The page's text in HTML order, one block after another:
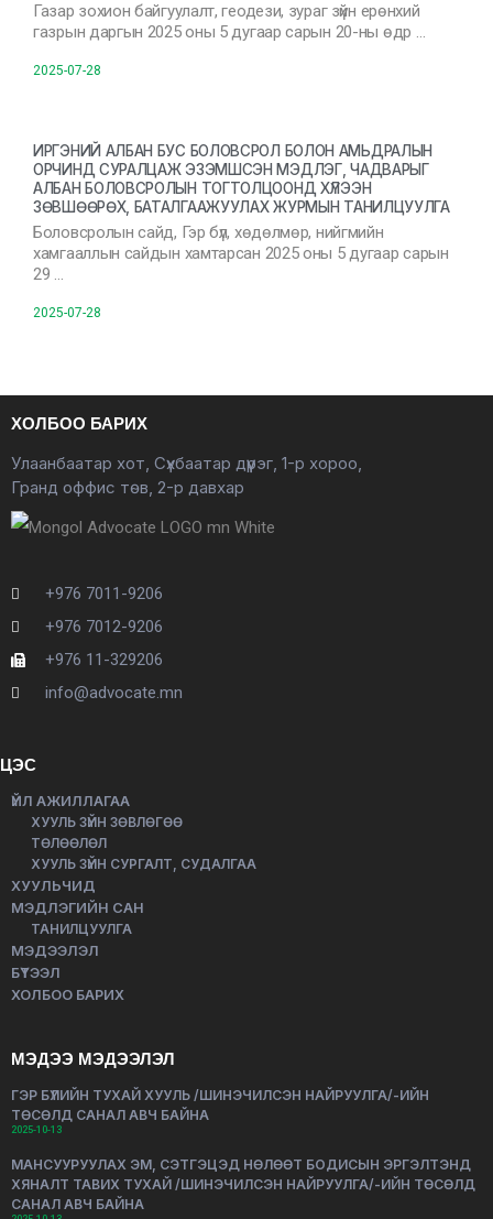
Газар зохион байгуулалт, геодези, зураг зүйн ерөнхий
газрын даргын 2025 оны 5 дугаар сарын 20-ны өдр …
2025-07-28
ИРГЭНИЙ АЛБАН БУС БОЛОВСРОЛ БОЛОН АМЬДРАЛЫН
ОРЧИНД СУРАЛЦАЖ ЭЗЭМШСЭН МЭДЛЭГ, ЧАДВАРЫГ
АЛБАН БОЛОВСРОЛЫН ТОГТОЛЦООНД ХҮЛЭЭН
ЗӨВШӨӨРӨХ, БАТАЛГААЖУУЛАХ ЖУРМЫН ТАНИЛЦУУЛГА
Боловсролын сайд, Гэр бүл, хөдөлмөр, нийгмийн
хамгааллын сайдын хамтарсан 2025 оны 5 дугаар сарын
29 …
2025-07-28
ХОЛБОО БАРИХ
Улаанбаатар хот, Сүхбаатар дүүрэг, 1-р хороо,
Гранд оффис төв, 2-р давхар
+976 7011-9206
+976 7012-9206
+976 11-329206
info@advocate.mn
ЦЭС
ҮЙЛ АЖИЛЛАГАА
ХУУЛЬ ЗҮЙН ЗӨВЛӨГӨӨ
ТӨЛӨӨЛӨЛ
ХУУЛЬ ЗҮЙН СУРГАЛТ, СУДАЛГАА
ХУУЛЬЧИД
МЭДЛЭГИЙН САН
ТАНИЛЦУУЛГА
МЭДЭЭЛЭЛ
БҮТЭЭЛ
ХОЛБОО БАРИХ
МЭДЭЭ МЭДЭЭЛЭЛ
ГЭР БҮЛИЙН ТУХАЙ ХУУЛЬ /ШИНЭЧИЛСЭН НАЙРУУЛГА/-ИЙН
ТӨСӨЛД САНАЛ АВЧ БАЙНА
2025-10-13
МАНСУУРУУЛАХ ЭМ, СЭТГЭЦЭД НӨЛӨӨТ БОДИСЫН ЭРГЭЛТЭНД
ХЯНАЛТ ТАВИХ ТУХАЙ /ШИНЭЧИЛСЭН НАЙРУУЛГА/-ИЙН ТӨСӨЛД
САНАЛ АВЧ БАЙНА